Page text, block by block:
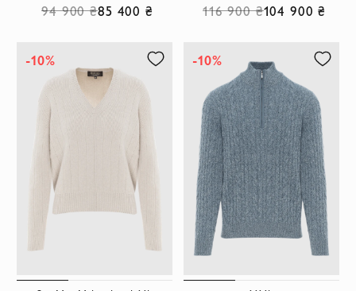
94 900 ₴85 400 ₴ 116 900 ₴104 900 ₴
-10% -10%